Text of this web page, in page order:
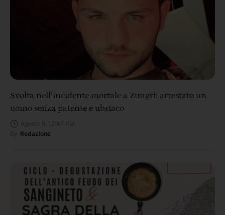
Svolta nell’incidente mortale a Zungri: arrestato un
uomo senza patente e ubriaco
Redazione